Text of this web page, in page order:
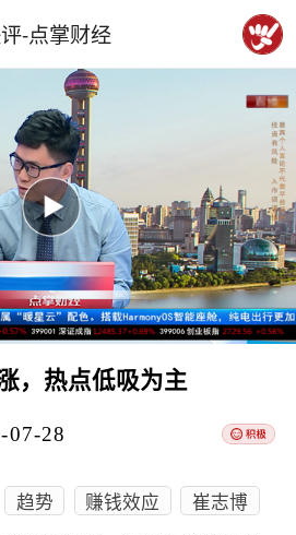
-点掌财经
，热点低吸为主
07-28
趋势 赚钱效应 崔志博